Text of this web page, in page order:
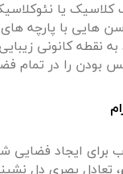
کلاسیک یا
هایی با پارچه
نقطه کانونی
بودن را در
برای ایجاد فضایی
، تعادل بصری دل